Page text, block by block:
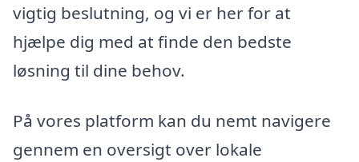
vigtig beslutning, og vi er her for at
hjælpe dig med at finde den bedste
løsning til dine behov.
På vores platform kan du nemt navigere
gennem en oversigt over lokale